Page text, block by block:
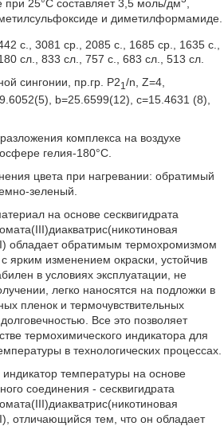
при 25°С составляет 3,5 моль/дм
и диметилформамиде.
с., 3081 ср., 2085 с., 1685 ср., 1635 с.,
сл., 833 сл., 757 с., 683 сл., 513 сл.
сингонии, пр.гр. P21 /n, Z=4,
b=25.6599(12), с=15.4631 (8),
комплекса на воздухе
гелия-180°С.
цвета при нагревании: обратимый
зеленый.
на основе сесквигидрата
обладает обратимым термохромизмом
ярким изменением окраски, устойчив
в условиях эксплуатации, не
легко наносятся на подложки в
пленок и термочувствительных
Все это позволяет
термохимического индикатора для
в технологических процессах.
температуры на основе
соединения - сесквигидрата
отличающийся тем, что он обладает